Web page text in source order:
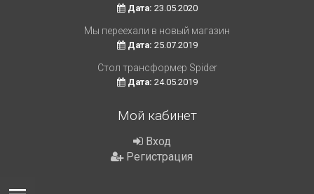
Дата: 23.05.2020
Мы переехали в новый магазин
Дата: 25.07.2019
Стол трансформер Spider
Дата: 24.05.2019
Мой кабинет
Вход
Регистрация